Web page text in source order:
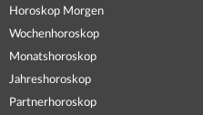
Horoskop Morgen
Wochenhoroskop
Monatshoroskop
Jahreshoroskop
Partnerhoroskop